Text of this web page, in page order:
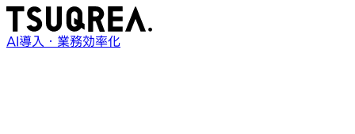
AI導入・業務効率化